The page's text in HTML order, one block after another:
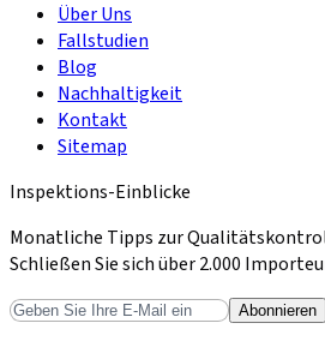
Über Uns
Fallstudien
Blog
Nachhaltigkeit
Kontakt
Sitemap
Inspektions-Einblicke
Monatliche Tipps zur
Schließen Sie sich über 2.000
Abonnieren